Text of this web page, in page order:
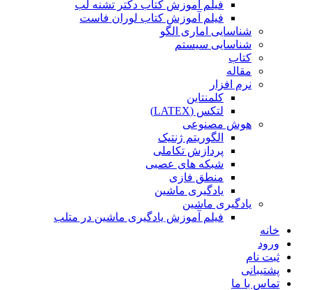
فیلم آموزش کتاب دکتر تشنه لب
فیلم آموزش کتاب لوران فاست
شناسایی اماری الگو
شناسایی سیستم
کتاب
مقاله
نرم افزار
کلمنتاین
لتکس (LATEX)
هوش مصنوعی
الگوریتم ژنتیک
پردازش تکاملی
شبکه های عصبی
منطق فازی
یادگیری ماشین
یادگیری ماشین
فیلم آموزش یادگیری ماشین در متلب
خانه
ورود
ثبت نام
پشتیبانی
تماس با ما